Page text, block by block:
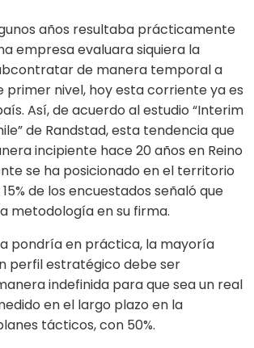
años resultaba prácticamente
empresa evaluara siquiera la
de manera temporal a
primer nivel, hoy esta corriente ya es
Así, de acuerdo al estudio “Interim
de Randstad, esta tendencia que
incipiente hace 20 años en Reino
se ha posicionado en el territorio
de los encuestados señaló que
metodología en su firma.
pondría en práctica, la mayoría
perfil estratégico debe ser
indefinida para que sea un real
en el largo plazo en la
tácticos, con 50%.